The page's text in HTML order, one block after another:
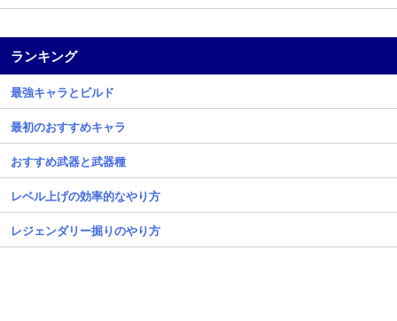
ランキング
最強キャラとビルド
最初のおすすめキャラ
おすすめ武器と武器種
レベル上げの効率的なやり方
レジェンダリー掘りのやり方